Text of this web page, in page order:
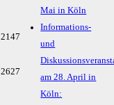
2147
2627
Mai in Köln
Informations-
und
am 28. April in
Köln: